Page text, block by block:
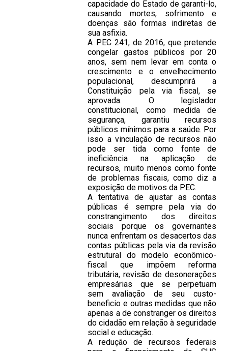
capacidade do Estado de garanti-lo,
causando mortes, sofrimento e
doenças são formas indiretas de
sua asfixia.
A PEC 241, de 2016, que pretende
congelar gastos públicos por 20
anos, sem nem levar em conta o
crescimento e o envelhecimento
populacional, descumprirá a
Constituição pela via fiscal, se
aprovada. O legislador
constitucional, como medida de
segurança, garantiu recursos
públicos mínimos para a saúde. Por
isso a vinculação de recursos não
pode ser tida como fonte de
ineficiência na aplicação de
recursos, muito menos como fonte
de problemas fiscais, como diz a
exposição de motivos da PEC.
A tentativa de ajustar as contas
públicas é sempre pela via do
constrangimento dos direitos
sociais porque os governantes
nunca enfrentam os desacertos das
contas públicas pela via da revisão
estrutural do modelo econômico-
fiscal que impõem reforma
tributária, revisão de desonerações
empresárias que se perpetuam
sem avaliação de seu custo-
beneficio e outras medidas que não
apenas a de constranger os direitos
do cidadão em relação à seguridade
social e educação.
A redução de recursos federais